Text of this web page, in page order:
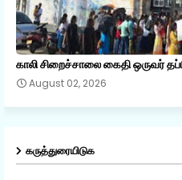
காலி சிறைச்சாலை கைதி ஒருவர்
August 02, 2026
கருத்துரையிடுக